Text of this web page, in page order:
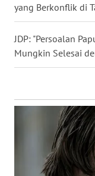
yang Berkonflik di
JDP: "Persoalan
Mungkin Selesai
WN
DAIRI
WN
WN